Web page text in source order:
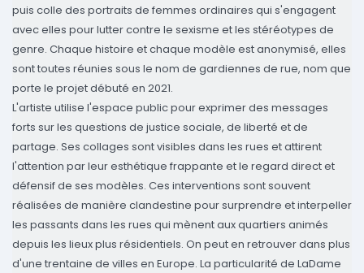
puis colle des portraits de femmes ordinaires qui s'engagent
avec elles pour lutter contre le sexisme et les stéréotypes de
genre. Chaque histoire et chaque modèle est anonymisé, elles
sont toutes réunies sous le nom de gardiennes de rue, nom que
porte le projet débuté en 2021.
L'artiste utilise l'espace public pour exprimer des messages
forts sur les questions de justice sociale, de liberté et de
partage. Ses collages sont visibles dans les rues et attirent
l'attention par leur esthétique frappante et le regard direct et
défensif de ses modèles. Ces interventions sont souvent
réalisées de manière clandestine pour surprendre et interpeller
les passants dans les rues qui mènent aux quartiers animés
depuis les lieux plus résidentiels. On peut en retrouver dans plus
d'une trentaine de villes en Europe. La particularité de LaDame